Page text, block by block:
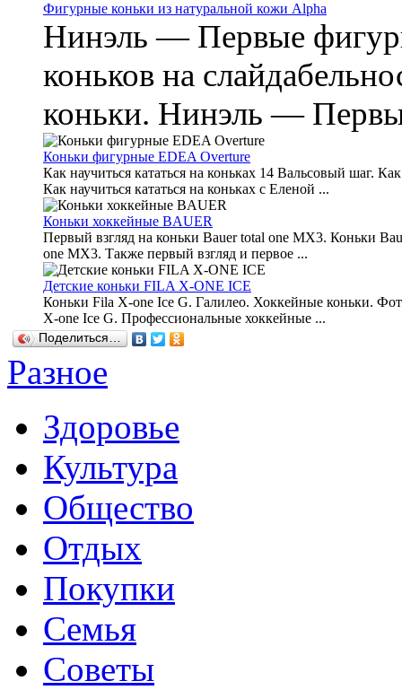
Фигурные коньки из натуральной кожи Alpha
Нинэль — Первые
коньков на
коньки. Нинэль —
Коньки фигурные EDEA Overture
Как научиться кататься на коньках 14 Вальсовый шаг.
Как научиться кататься на коньках с Еленой ...
Коньки хоккейные BAUER
Первый взгляд на коньки Bauer total one MX3. Коньки
one MX3. Также первый взгляд и первое ...
Детские коньки FILA X-ONE ICE
Коньки Fila X-one Ice G. Галилео. Хоккейные коньки.
X-one Ice G. Профессиональные хоккейные ...
Поделиться…
Разное
Здоровье
Культура
Общество
Отдых
Покупки
Семья
Советы